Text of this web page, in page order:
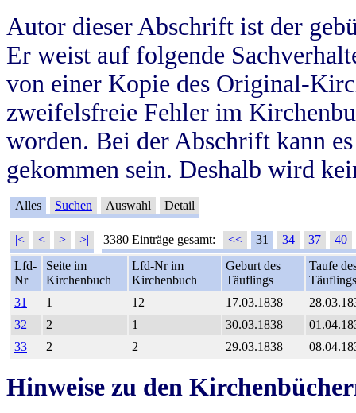
Autor dieser Abschrift ist der
Er weist auf folgende
von einer Kopie des Original-
zweifelsfreie Fehler im
worden. Bei der Abschrift kann
gekommen sein. Deshalb wird
Alles Suchen Auswahl Detail
|< < > >| 3380 Einträge gesamt: << 31 34 37
40
Lfd-
Nr
Seite im
Kirchenbuch
Lfd-Nr im
Kirchenbuch
Geburt des
Täuflings
Taufe
Täuflings
31
1 12 17.03.1838
32
2 1 30.03.1838
33
2 2 29.03.1838
Hinweise zu den